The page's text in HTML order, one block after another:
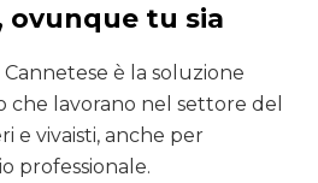
ovunque tu sia
è la soluzione
lavorano nel settore del
e vivaisti, anche per
professionale.